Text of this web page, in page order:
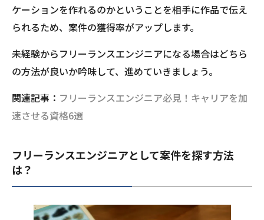
ケーションを作れるのかということを相手に作品で伝え
られるため、案件の獲得率がアップします。
未経験からフリーランスエンジニアになる場合はどちら
の方法が良いか吟味して、進めていきましょう。
関連記事： フリーランスエンジニア必見！キャリアを加
速させる資格6選
フリーランスエンジニアとして案件を探す方法
は？